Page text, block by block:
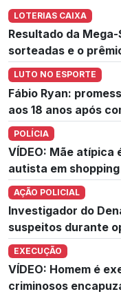
LOTERIAS CAIXA
Resultado da
sorteadas e o
LUTO NO ESPORTE
Fábio Ryan:
aos 18 anos após
POLÍCIA
VÍDEO: Mãe atípica
autista em
AÇÃO POLICIAL
Investigador do
suspeitos durante
EXECUÇÃO
VÍDEO: Homem é
criminosos